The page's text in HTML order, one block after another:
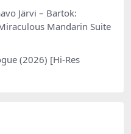
Järvi – Bartok:
Mandarin Suite
(2026) [Hi-Res